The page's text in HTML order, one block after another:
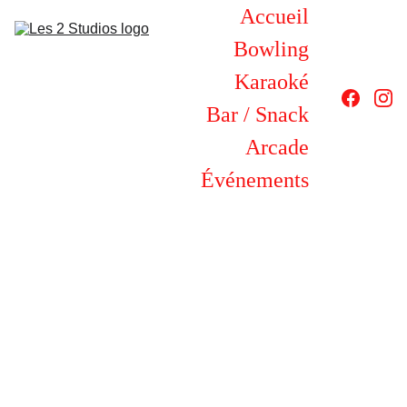
Accueil
Bowling
Karaoké
Bar / Snack
Arcade
Événements